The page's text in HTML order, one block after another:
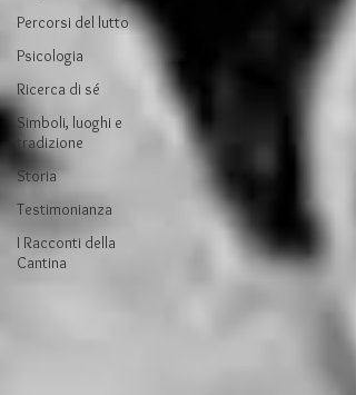
Percorsi del lutto
Psicologia
Ricerca di sé
Simboli, luoghi e
tradizione
Storia
Testimonianza
I Racconti della
Cantina